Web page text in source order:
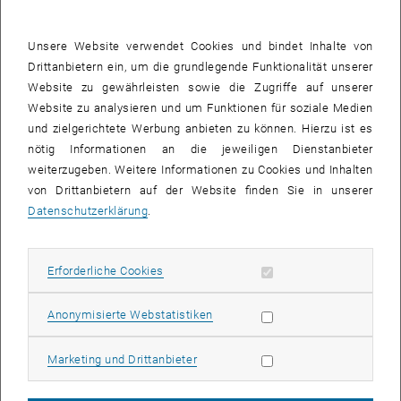
bildgebender Verfahren eine Fülle von Daten über das
Nervensystem von Fruchtfliegen zur Verfügung. Das bedeutet aber
noch lange nicht, dass man die Struktur und die Funktionsweise der
Fliegen-Neuronen verstanden hat. Johannes Sorger hat im Rahmen
seiner Diplomarbeit eine Visualisierungssoftware entwickelt, die
solche Messdaten statistisch aufbereitet und intuitiv leicht
erfassbar darstellt. Mit diesem neuen Werkzeug wird es nun
deutlich einfacher, die Struktur des Nervensystems der Fliege zu
verstehen.
Betreut wurde die Diplomarbeit von Prof. Eduard Gröller vom Institut
für Computergraphik und Algorithmen der TU Wien sowie von Katja
Bühler vom VRVis Zentrum für Virtual Reality und Visualisierung
Forschungs-GmbH, das eng mit der TU Wien kooperiert. Von der
Österreichischen Computer Gesellschaft (OCG) wurde die Arbeit
nun mit einem Förderpreis ausgezeichnet.
Computer macht Daten menschentauglich
Unsere Website verwendet Cookies und bindet Inhalte von
Drittanbietern ein, um die grundlegende Funktionalität unserer
Website zu gewährleisten sowie die Zugriffe auf unserer
Website zu analysieren und um Funktionen für soziale Medien
und zielgerichtete Werbung anbieten zu können. Hierzu ist es
nötig Informationen an die jeweiligen Dienstanbieter
weiterzugeben. Weitere Informationen zu Cookies und Inhalten
von Drittanbietern auf der Website finden Sie in unserer
Datenschutzerklärung.
Erforderliche Cookies Erforderliche Cookies zulassen
Anonymisierte WebstatistikenStatistik Cookies zulassen
Marketing und DrittanbieterMarketing Cookies zulassen